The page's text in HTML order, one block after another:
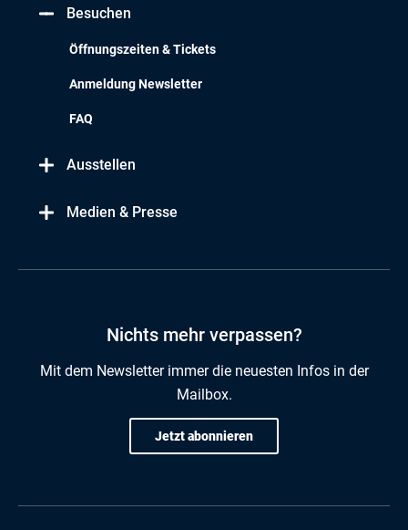
Besuchen
Öffnungszeiten & Tickets
Anmeldung Newsletter
FAQ
Ausstellen
Medien & Presse
Nichts mehr verpassen?
Mit dem Newsletter immer die neuesten Infos in der
Mailbox.
Jetzt abonnieren